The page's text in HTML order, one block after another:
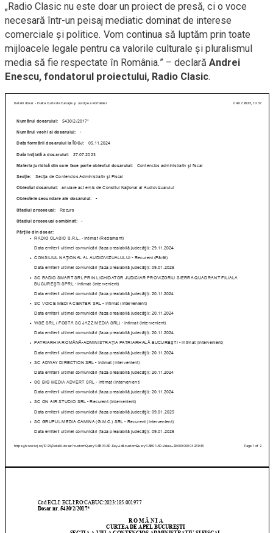
„Radio Clasic nu este doar un proiect de presă, ci o voce
necesară într-un peisaj mediatic dominat de interese
comerciale și politice. Vom continua să luptăm prin toate
mijloacele legale pentru ca valorile culturale și pluralismul
media să fie respectate în România.” – declară Andrei
Enescu, fondatorul proiectului, Radio Clasic.